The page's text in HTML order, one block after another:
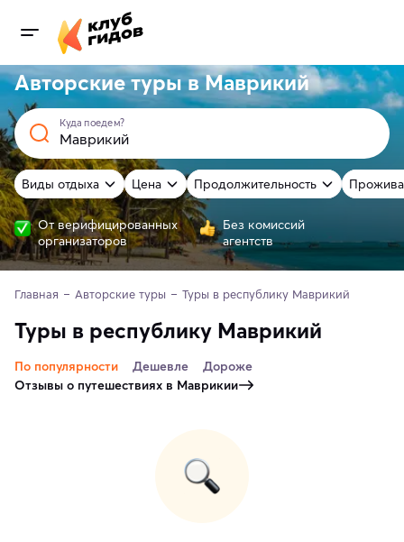
Авторские туры в Маврикий
Куда поедем?
Виды отдыха Цена Продолжительность
От верифицированных
организаторов
Без комиссий
агентств
Главная Авторские туры Туры в республику Маврикий
Туры в республику Маврикий
По популярности Дешевле
Дороже
Отзывы о путешествиях в Маврикии